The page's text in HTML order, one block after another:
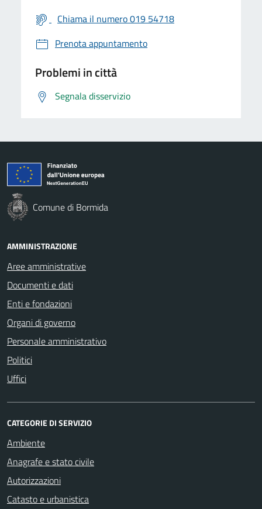
Chiama il numero 019 54718
Prenota appuntamento
Problemi in città
Segnala disservizio
Comune di Bormida
AMMINISTRAZIONE
Aree amministrative
Documenti e dati
Enti e fondazioni
Organi di governo
Personale amministrativo
Politici
Uffici
CATEGORIE DI SERVIZIO
Ambiente
Anagrafe e stato civile
Autorizzazioni
Catasto e urbanistica